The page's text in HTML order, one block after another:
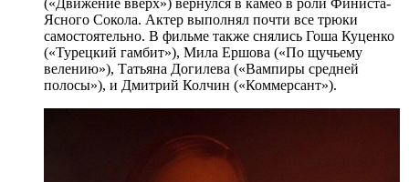
(«Движение вверх») вернулся в камео в роли Финиста-
Ясного Сокола. Актер выполнял почти все трюки
самостоятельно. В фильме также снялись Гоша Куценко
(«Турецкий гамбит»), Мила Ершова («По щучьему
велению»), Татьяна Догилева («Вампиры средней
полосы»), и Дмитрий Колчин («Коммерсант»).